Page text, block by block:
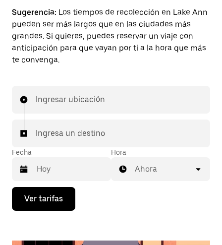
Sugerencia: Los tiempos de recolección en Lake Ann
pueden ser más largos que en las ciudades más
grandes. Si quieres, puedes reservar un viaje con
anticipación para que vayan por ti a la hora que más
te convenga.
Ingresar ubicación
Ingresa un destino
Fecha
Presiona
flecha
Hora
Ahora
Ver tarifas